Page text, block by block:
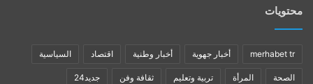
محتويات
merhabet tr أخبار جهوية أخبار وطنية اقتصاد السياسية
الصحة المرأة تربية وتعليم ثقافة وفن جديد24